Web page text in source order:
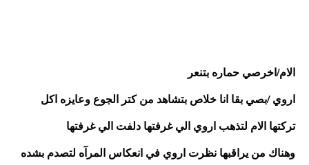
الام/اخرصي حماره بتنعر
اروي /بصي بقا انا خلاص بتشاهد من كتر الجوع وعايزه اكل
تركتها الام لتذهب اروي الي غرفتها دلفت الي غرفتها